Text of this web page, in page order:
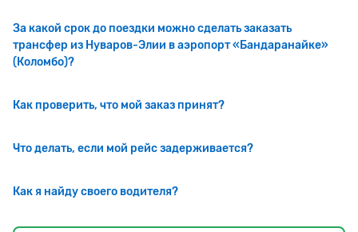
За какой срок до поездки можно сделать заказать
трансфер из Нуваров-Элии в аэропорт «Бандаранайке»
(Коломбо)?
Как проверить, что мой заказ принят?
Что делать, если мой рейс задерживается?
Как я найду своего водителя?